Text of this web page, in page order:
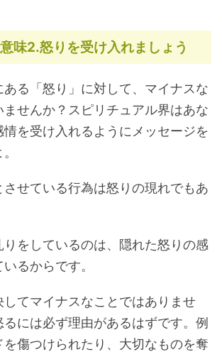
味2.怒りを受け入れましょう
ある「怒り」に対して、マイナスな
ませんか？スピリチュアル界はあな
を受け入れるようにメッセージを
せている行為は怒りの現れでもあ
をしているのは、隠れた怒りの感
るからです。
てマイナスなことではありませ
るには必ず理由があるはずです。例
を傷つけられたり、大切なものを奪